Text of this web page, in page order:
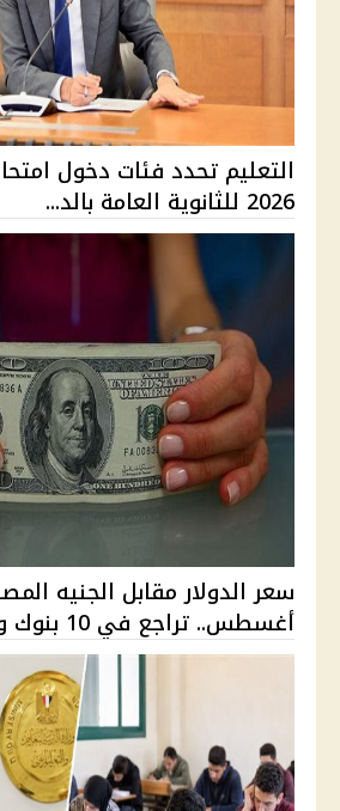
التعليم تحدد فئات دخول
2026 للثانوية العامة بالد...
أغسطس.. تراجع في 10 بنوك وارت...